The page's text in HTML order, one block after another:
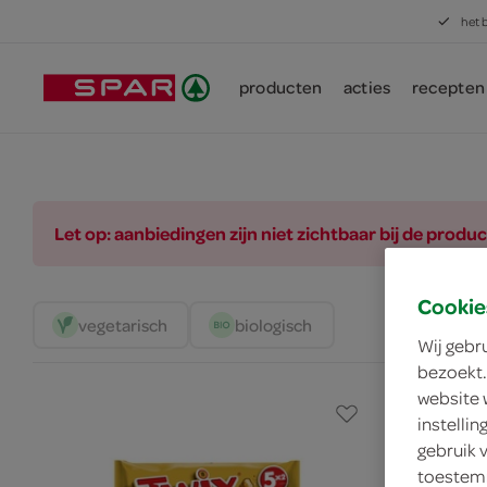
het
producten acties recepten
Let op: aanbiedingen zijn niet zichtbaar bij de
vegetarisch biologisch
Wij
website
gebruik